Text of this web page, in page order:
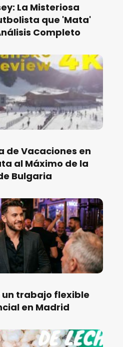
La Misteriosa
que 'Mata'
Completo
de Vacaciones en
al Máximo de la
Bulgaria
trabajo flexible
en Madrid